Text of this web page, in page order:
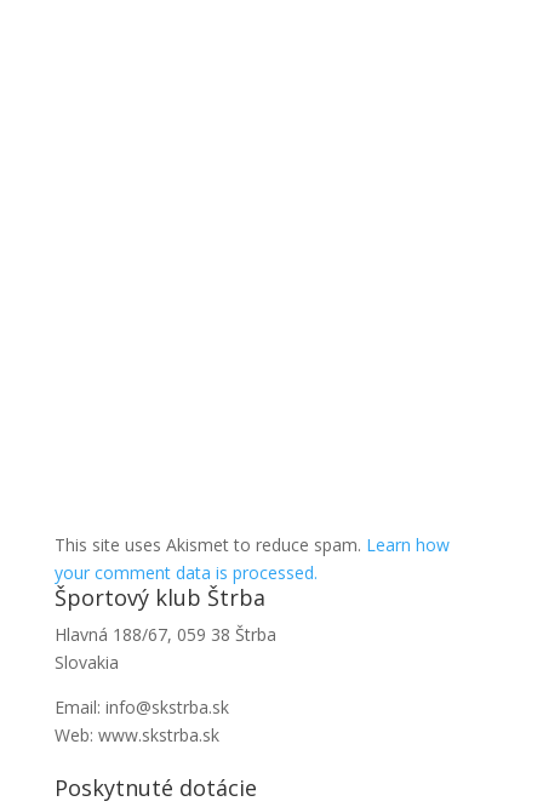
This site uses Akismet to reduce spam. Learn how
your comment data is processed.
Športový klub Štrba
Hlavná 188/67, 059 38 Štrba
Slovakia
Email: info@skstrba.sk
Web: www.skstrba.sk
Poskytnuté dotácie